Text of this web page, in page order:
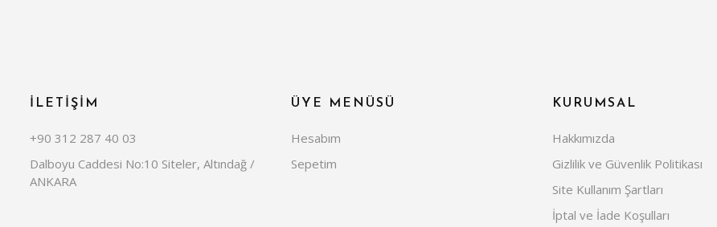
İLETİŞİM
+90 312 287 40 03
Dalboyu Caddesi No:10 Siteler, Altındağ /
ANKARA
ÜYE MENÜSÜ
Hesabım
Sepetim
KURUMSAL
Hakkımızda
Gizlilik ve Güvenlik Politikası
Site Kullanım Şartları
İptal ve İade Koşulları